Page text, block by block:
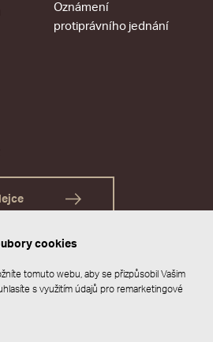
Oznámení
protiprávního jednání
cookies
tomuto webu, aby se přizpůsobil Vašim
s využitím údajů pro remarketingové